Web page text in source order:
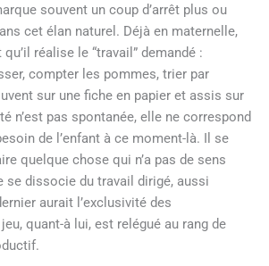
souvent un coup d’arrêt plus ou
cet élan naturel. Déjà en maternelle,
réalise le “travail” demandé :
compter les pommes, trier par
sur une fiche en papier et assis sur
n’est pas spontanée, elle ne correspond
de l’enfant à ce moment-là. Il se
quelque chose qui n’a pas de sens
se dissocie du travail dirigé, aussi
aurait l’exclusivité des
quant-à lui, est relégué au rang de